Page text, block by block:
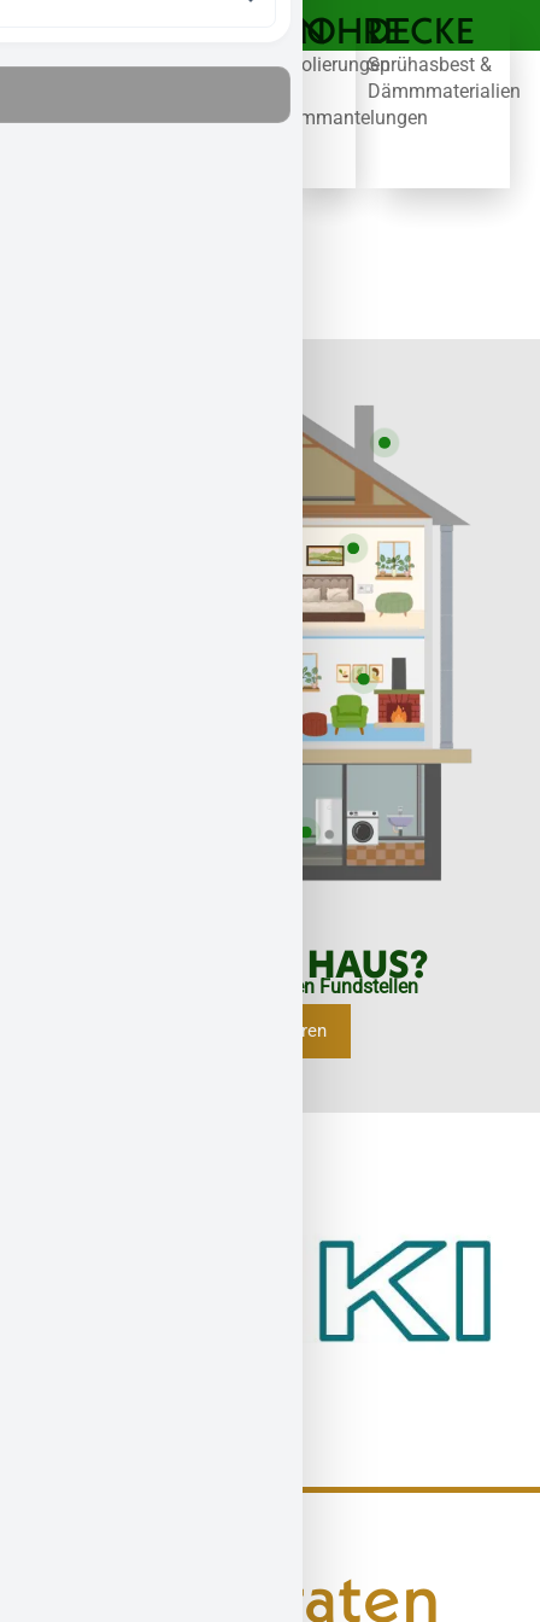
Alte
&
Wellplatten,
&
BODEN
Kleber,
&
ROHRE
Isolierungen
Ummantelungen
DECKE
Sprühasbest &
Dämmmaterialien
ASBEST IM HAUS?
Das sind die typischen Fundstellen
Mehr erfahren
Jetzt beraten